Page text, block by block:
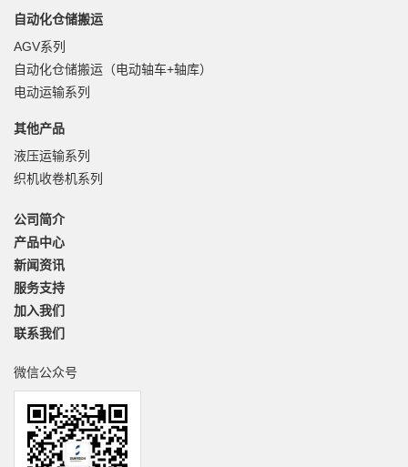
自动化仓储搬运
AGV系列
自动化仓储搬运（电动轴车+轴库）
电动运输系列
其他产品
液压运输系列
织机收卷机系列
公司简介
产品中心
新闻资讯
服务支持
加入我们
联系我们
微信公众号